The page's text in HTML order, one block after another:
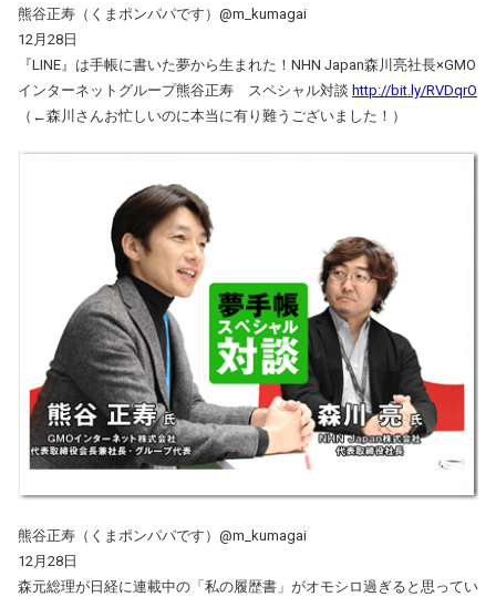
熊谷正寿（くまポンパパです）@m_kumagai
12月28日
『LINE』は手帳に書いた夢から生まれた！NHN Japan森川亮社長×GMO
インターネットグループ熊谷正寿 スペシャル対談 http://bit.ly/RVDqrO
（←森川さんお忙しいのに本当に有り難うございました！）
熊谷正寿（くまポンパパです）@m_kumagai
12月28日
森元総理が日経に連載中の「私の履歴書」がオモシロ過ぎると思ってい